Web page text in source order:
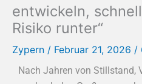
entwickeln,
Risiko runter“
Zypern / Februar 21, 2026 /
Nach Jahren von Stillstand,